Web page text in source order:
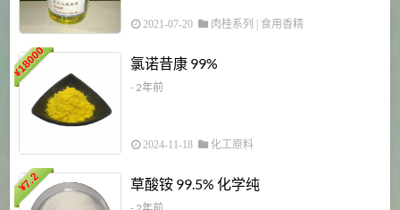
2021-07-20 肉桂系列 食用香精
¥
18000 氯诺昔康 99%
- 2年前
2024-11-18 化工原料
¥
7.2 草酸铵 99.5% 化学纯